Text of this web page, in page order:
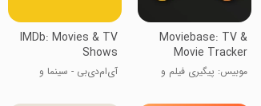
Moviebase: TV &
Movie Tracker
موبیس: پیگیری فیلم و
IMDb: Movies & TV
Shows
آی‌ام‌دی‌بی - سینما و